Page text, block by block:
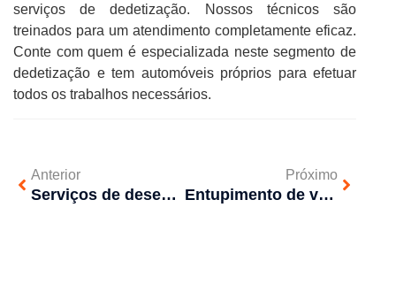
serviços de dedetização. Nossos técnicos são
treinados para um atendimento completamente eficaz.
Conte com quem é especializada neste segmento de
dedetização e tem automóveis próprios para efetuar
todos os trabalhos necessários.
Anterior
Serviços de desentupidora garante tranquilidade a quem contrata
Próximo
Entupimento de vaso sanitário. Maus hábitos podem ser o motivo